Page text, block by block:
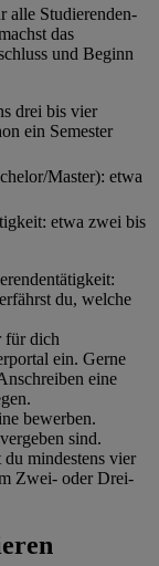
alle Studierenden-
das
und Beginn
drei bis vier
ein Semester
Master): etwa
etwa zwei bis
du, welche
für dich
ein. Gerne
eine
bewerben.
sind.
mindestens vier
Zwei- oder Drei-